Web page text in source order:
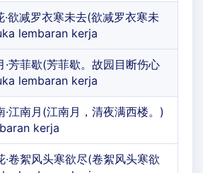
·欲减罗衣寒未去(欲减罗衣寒未
lembaran kerja
·芳菲歇(芳菲歇。故园目断伤心
lembaran kerja
·江南月(江南月，清夜满西楼。)
kerja
·卷絮风头寒欲尽(卷絮风头寒欲